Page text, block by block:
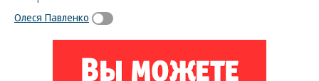
Олеся Павленко